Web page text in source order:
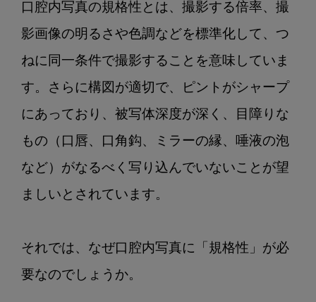
口腔内写真の規格性とは、撮影する倍率、撮
影画像の明るさや色調などを標準化して、つ
ねに同一条件で撮影することを意味していま
す。さらに構図が適切で、ピントがシャープ
にあっており、被写体深度が深く、目障りな
もの（口唇、口角鈎、ミラーの縁、唾液の泡
など）がなるべく写り込んでいないことが望
ましいとされています。
それでは、なぜ口腔内写真に「規格性」が必
要なのでしょうか。